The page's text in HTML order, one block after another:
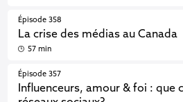
Épisode 358
La crise des médias au Canada
57 min
Épisode 357
Influenceurs, amour & foi : que